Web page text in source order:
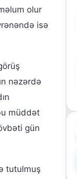
olur
isə
nəzərdə
müddət
gün
tutulmuş